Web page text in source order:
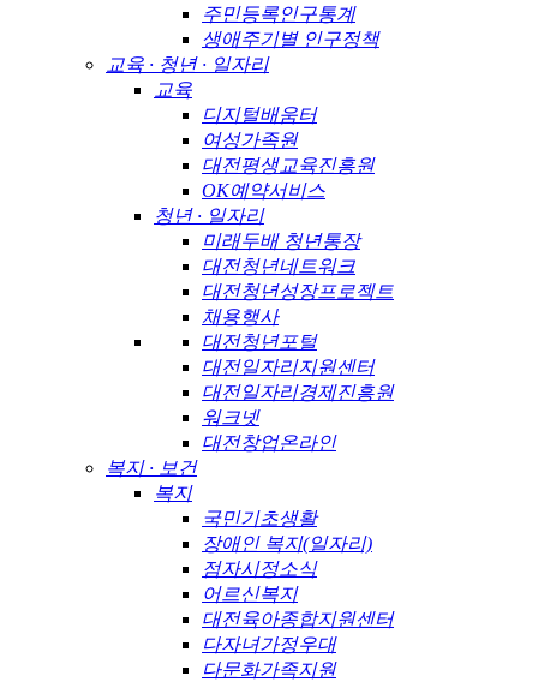
주민등록인구통계
생애주기별 인구정책
교육 · 청년 · 일자리
교육
디지털배움터
여성가족원
대전평생교육진흥원
OK예약서비스
청년 · 일자리
미래두배 청년통장
대전청년네트워크
대전청년성장프로젝트
채용행사
대전청년포털
대전일자리지원센터
대전일자리경제진흥원
워크넷
대전창업온라인
복지 · 보건
복지
국민기초생활
장애인 복지(일자리)
점자시정소식
어르신복지
대전육아종합지원센터
다자녀가정우대
다문화가족지원